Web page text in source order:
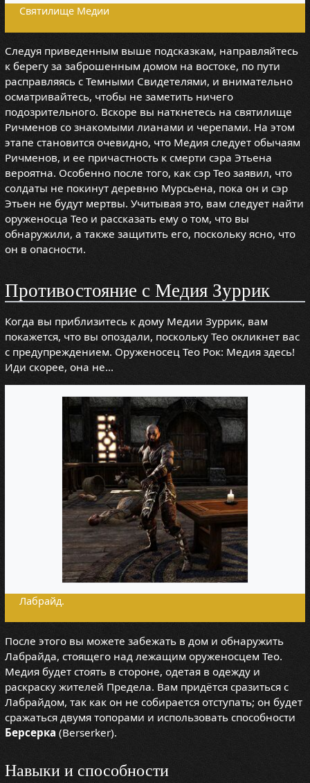
Святилище Медии
Следуя приведенным выше подсказкам, направляйтесь
к берегу за заброшенным домом на востоке, по пути
расправляясь с Темными Свидетелями, и внимательно
осматривайтесь, чтобы не заметить ничего
подозрительного. Вскоре вы наткнетесь на святилище
Ричменов со знакомыми лианами и черепами. На этом
этапе становится очевидно, что Медия следует обычаям
Ричменов, и ее причастность к смерти сэра Этьена
вероятна. Особенно после того, как сэр Тео заявил, что
солдаты не покинут деревню Мурсьена, пока он и сэр
Этьен не будут мертвы. Учитывая это, вам следует найти
оруженосца Тео и рассказать ему о том, что вы
обнаружили, а также защитить его, поскольку ясно, что
он в опасности.
Противостояние c Медия Зуррик
Когда вы приблизитесь к дому Медии Зуррик, вам
покажется, что вы опоздали, поскольку Тео окликнет вас
с предупреждением. Оруженосец Тео Рок: Медия здесь!
Иди скорее, она не...
Лабрайд.
После этого вы можете забежать в дом и обнаружить
Лабрайда, стоящего над лежащим оруженосцем Тео.
Медия будет стоять в стороне, одетая в одежду и
раскраску жителей Предела. Вам придётся сразиться с
Лабрайдом, так как он не собирается отступать; он будет
сражаться двумя топорами и использовать способности
Берсерка (Berserker).
Навыки и способности